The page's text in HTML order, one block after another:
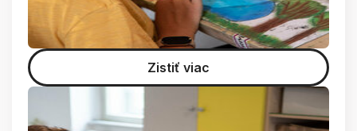
Zistiť viac